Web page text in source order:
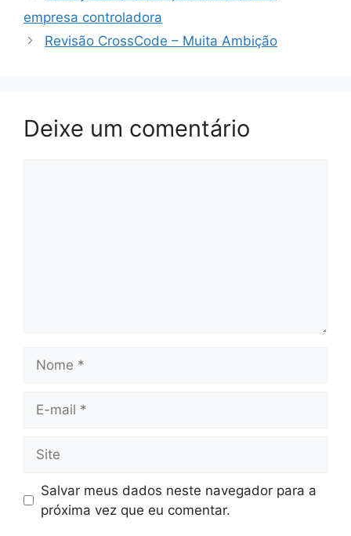
empresa controladora
Revisão CrossCode – Muita Ambição
Deixe um comentário
mail
Salvar meus dados neste navegador para a
próxima vez que eu comentar.